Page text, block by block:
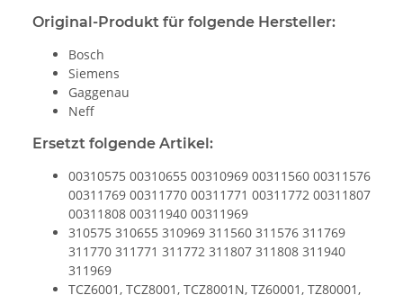
Original-Produkt für folgende Hersteller:
Bosch
Siemens
Gaggenau
Neff
Ersetzt folgende Artikel:
00310575 00310655 00310969 00311560 00311576
00311769 00311770 00311771 00311772 00311807
00311808 00311940 00311969
310575 310655 310969 311560 311576 311769
311770 311771 311772 311807 311808 311940
311969
TCZ6001, TCZ8001, TCZ8001N, TZ60001, TZ80001,